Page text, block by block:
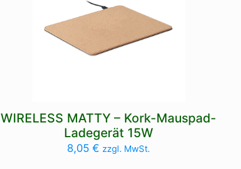
WIRELESS MATTY – Kork-Mauspad-
Ladegerät 15W
8,05€ zzgl. MwSt.